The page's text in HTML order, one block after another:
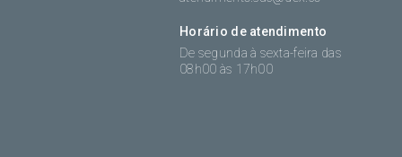
Horário de atendimento
De segunda à sexta-feira das
08h00 às 17h00